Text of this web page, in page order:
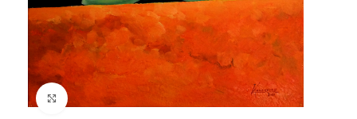
Click to enlarge